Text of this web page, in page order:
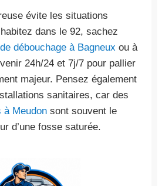
évite les situations
dans le 92, sachez
débouchage à Bagneux ou à
24h/24 et 7j/7 pour pallier
majeur. Pensez également
sanitaires, car des
à Meudon sont souvent le
d’une fosse saturée.